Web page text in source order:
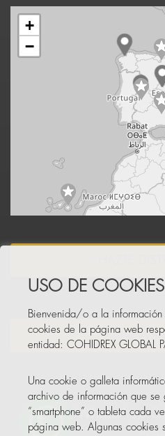
+
−
USO DE COOKIES
Bienvenida/o a la información
cookies de la página web
entidad: COHIDREX GLOBAL
Una cookie o galleta
archivo de información que se
“smartphone” o tableta cada
página web. Algunas cookies